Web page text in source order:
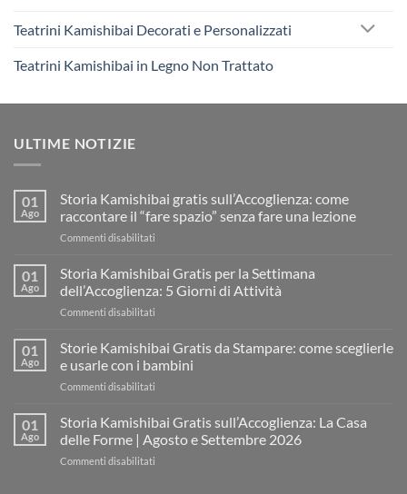
Teatrini Kamishibai Decorati e Personalizzati
Teatrini Kamishibai in Legno Non Trattato
ULTIME NOTIZIE
01
Ago
Storia Kamishibai gratis sull’Accoglienza: come
raccontare il “fare spazio” senza fare una lezione
Commenti disabilitati
Kamishibai
sull’Accoglienza:
il
“fare
una
lezione
01
Ago
Storia Kamishibai Gratis per la Settimana
dell’Accoglienza: 5 Giorni di Attività
Commenti disabilitati
Kamishibai
per
dell’Accoglienza:
Giorni
01
Ago
Storie Kamishibai Gratis da Stampare: come sceglierle
e usarle con i bambini
Commenti disabilitati
Kamishibai
da
01
Ago
Storia Kamishibai Gratis sull’Accoglienza: La Casa
delle Forme | Agosto e Settembre 2026
Commenti disabilitati